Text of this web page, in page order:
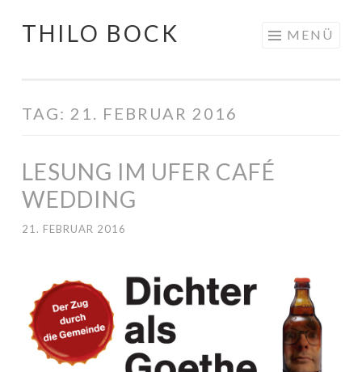
Springe
THILO BOCK MENÜ
TAG: 21. FEBRUAR 2016
LESUNG IM UFER CAFÉ
WEDDING
21. FEBRUAR 2016